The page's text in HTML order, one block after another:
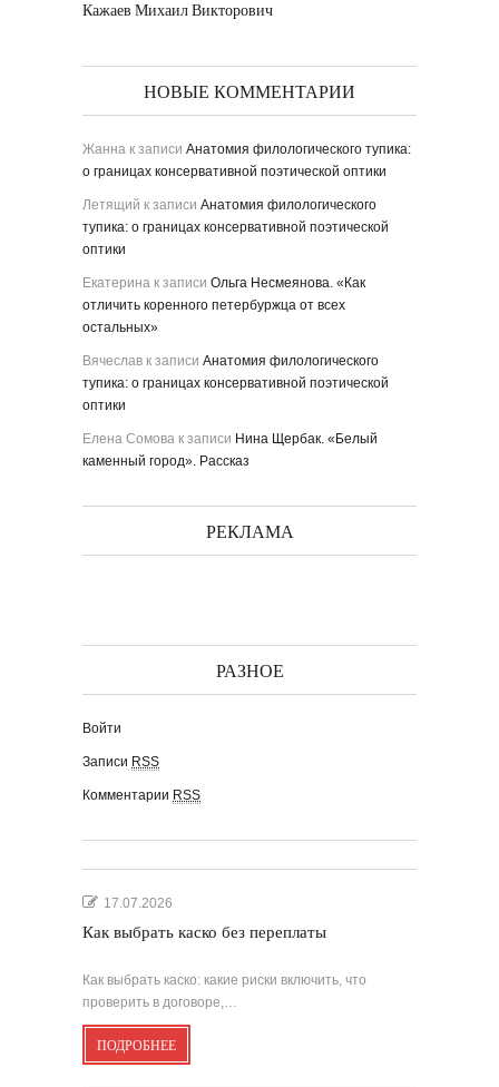
Кажаев Михаил Викторович
НОВЫЕ КОММЕНТАРИИ
Жанна к записи Анатомия филологического тупика:
о границах консервативной поэтической оптики
Летящий к записи Анатомия филологического
тупика: о границах консервативной поэтической
оптики
Екатерина к записи Ольга Несмеянова. «Как
отличить коренного петербуржца от всех
остальных»
Вячеслав к записи Анатомия филологического
тупика: о границах консервативной поэтической
оптики
Елена Сомова к записи Нина Щербак. «Белый
каменный город». Рассказ
РЕКЛАМА
РАЗНОЕ
Войти
Записи RSS
Комментарии RSS
17.07.2026
Как выбрать каско без переплаты
Как выбрать каско: какие риски включить, что
проверить в договоре,…
ПОДРОБНЕЕ